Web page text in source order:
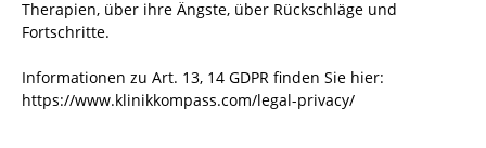
Therapien, über ihre Ängste, über Rückschläge und
Fortschritte.
Informationen zu Art. 13, 14 GDPR finden Sie hier:
https://www.klinikkompass.com/legal-privacy/